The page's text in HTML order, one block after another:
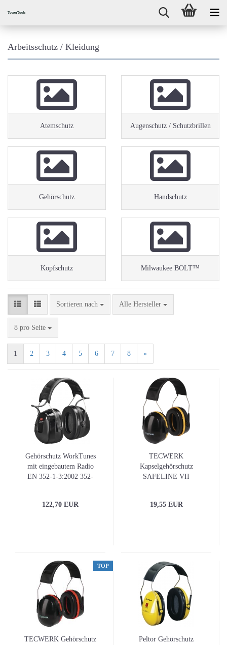
Arbeitsschutz / Kleidung
Atemschutz Augenschutz / Schutzbrillen
Gehörschutz Handschutz
Kopfschutz Milwaukee BOLT™
Sortieren nach
Sortieren nach Alle Hersteller
8 pro Seite
pro Seite
1 2 3 4 5 6 7 8 »
Gehörschutz WorkTunes
mit eingebautem Radio
EN 352-1-3:2002 352-
122,70 EUR
TECWERK
Kapselgehörschutz
SAFELINE VII
19,55 EUR
TOP
TECWERK Gehörschutz
Peltor Gehörschutz